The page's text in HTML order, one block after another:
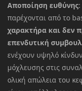
Αποποίηση ευθύνης
παρέχονται από το
χαρακτήρα και δεν
επενδυτική
ενέχουν υψηλό
μόχλευσης στις
ολική απώλεια του